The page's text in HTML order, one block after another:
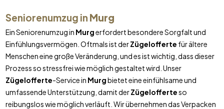
Seniorenumzug in Murg
Ein Seniorenumzug in Murgerfordert besondere Sorgfalt und
Einfühlungsvermögen. Oftmals ist derZügelofferte für ältere
Menschen eine große Veränderung, und es ist wichtig, dass dieser
Prozess so stressfrei wie möglich gestaltet wird. Unser
Zügelofferte-Service in Murgbietet eine einfühlsame und
umfassende Unterstützung, damit derZügelofferteso
reibungslos wie möglich verläuft. Wir übernehmen das Verpacken